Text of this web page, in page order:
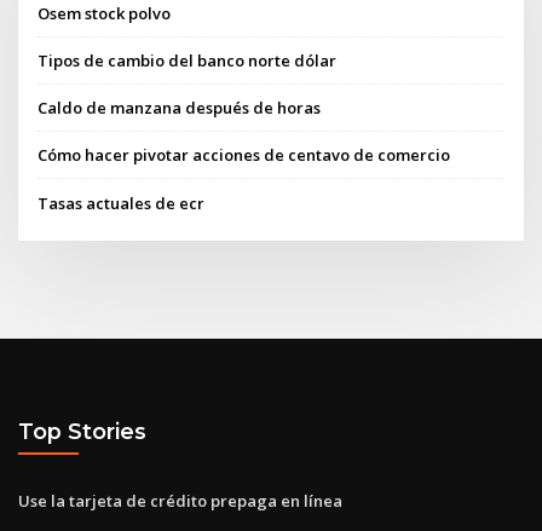
Osem stock polvo
Tipos de cambio del banco norte dólar
Caldo de manzana después de horas
Cómo hacer pivotar acciones de centavo de comercio
Tasas actuales de ecr
Top Stories
Use la tarjeta de crédito prepaga en línea